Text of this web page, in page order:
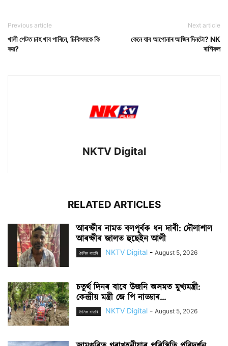
Previous article
খালী পেটত চাহ খাব পাৰিনে, চিকিৎসকে কি
কয়?
Next article
কেনে যাব আপোনাৰ আজিৰ দিনটো? NK
ৰাশিফল
NKTV Digital
RELATED ARTICLES
আৰক্ষীৰ নামত বলপূৰ্বক ধন দাবী: দৌলাশাল
আৰক্ষীৰ জালত হুছেইন আলী
দৈনিক বাতৰি NKTV Digital - August 5, 2026
চতুৰ্থ দিনৰ বাবে উজনি অসমত মুখ্যমন্ত্ৰী:
কেন্দ্ৰীয় মন্ত্ৰী জে পি নাড্ডাৰ...
দৈনিক বাতৰি NKTV Digital - August 5, 2026